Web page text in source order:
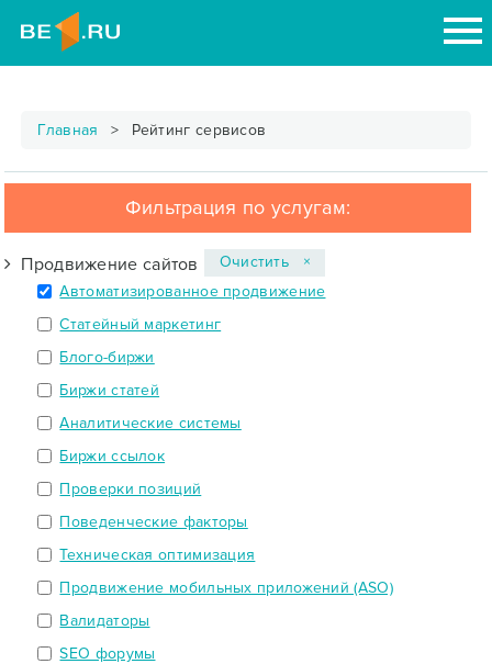
Главная Рейтинг сервисов
Фильтрация по услугам:
Продвижение сайтов
Автоматизированное продвижение
Статейный маркетинг
Блого-биржи
Биржи статей
Аналитические системы
Биржи ссылок
Проверки позиций
Поведенческие факторы
Техническая оптимизация
Продвижение мобильных приложений (ASO)
Валидаторы
SEO форумы
Очистить ×